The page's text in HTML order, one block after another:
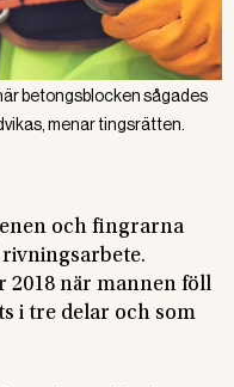
betongsblocken sågades
menar tingsrätten.
och fingrarna
2018 när mannen föll
i tre delar och som